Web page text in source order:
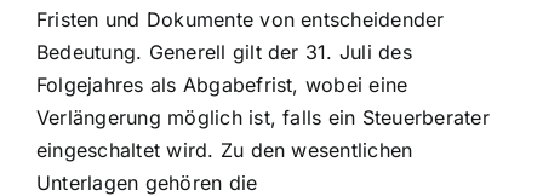
Fristen und Dokumente von entscheidender
Bedeutung. Generell gilt der 31. Juli des
Folgejahres als Abgabefrist, wobei eine
Verlängerung möglich ist, falls ein Steuerberater
eingeschaltet wird. Zu den wesentlichen
Unterlagen gehören die